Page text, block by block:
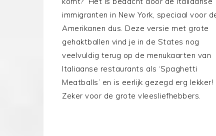
immigranten in New York, speciaal voor
Amerikanen dus. Deze versie met grote
gehaktballen vind je in de States nog
veelvuldig terug op de menukaarten van
Italiaanse restaurants als ‘Spaghetti
Meatballs’ en is eerlijk gezegd erg lekker!
Zeker voor de grote vleesliefhebbers.